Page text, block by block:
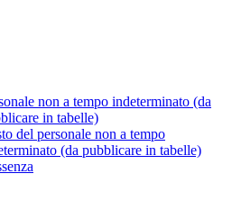
non a tempo indeterminato (da
in tabelle)
del personale non a tempo
(da pubblicare in tabelle)